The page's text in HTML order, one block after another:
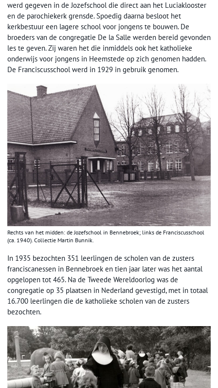
werd gegeven in de Jozefschool die direct aan het Luciaklooster
en de parochiekerk grensde. Spoedig daarna besloot het
kerkbestuur een lagere school voor jongens te bouwen. De
broeders van de congregatie De la Salle werden bereid gevonden
les te geven. Zij waren het die inmiddels ook het katholieke
onderwijs voor jongens in Heemstede op zich genomen hadden.
De Franciscusschool werd in 1929 in gebruik genomen.
Rechts van het midden: de Jozefschool in Bennebroek; links de Franciscusschool
(ca. 1940). Collectie Martin Bunnik.
In 1935 bezochten 351 leerlingen de scholen van de zusters
franciscanessen in Bennebroek en tien jaar later was het aantal
opgelopen tot 465. Na de Tweede Wereldoorlog was de
congregatie op 35 plaatsen in Nederland gevestigd, met in totaal
16.700 leerlingen die de katholieke scholen van de zusters
bezochten.